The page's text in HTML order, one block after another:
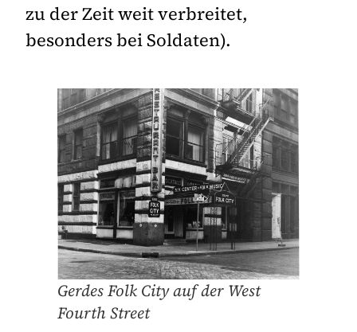
zu der Zeit weit verbreitet,
besonders bei Soldaten).
Gerdes Folk City auf der West
Fourth Street